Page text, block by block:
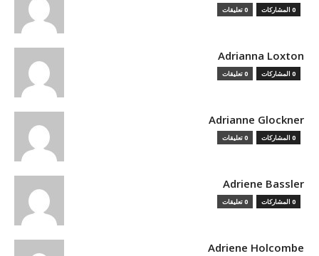
0 المشاركات 0 تعليقات
Adrianna Loxton
0 المشاركات 0 تعليقات
Adrianne Glockner
0 المشاركات 0 تعليقات
Adriene Bassler
0 المشاركات 0 تعليقات
Adriene Holcombe